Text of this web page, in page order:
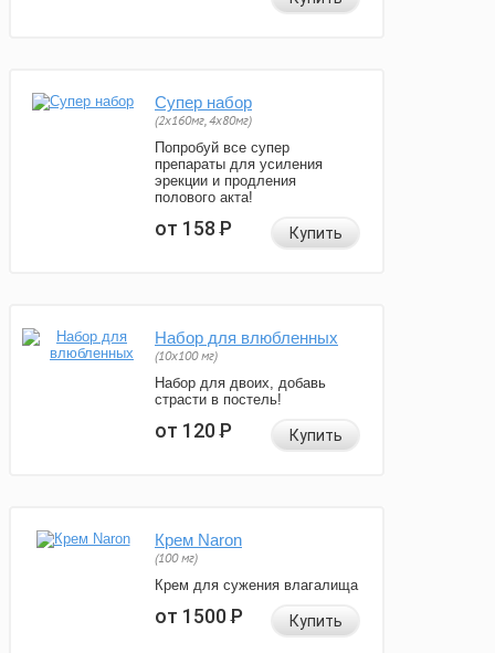
Супер набор
(2х160мг, 4х80мг)
Попробуй все супер
препараты для усиления
эрекции и продления
полового акта!
от 158Р Купить
Набор для влюбленных
(10х100 мг)
Набор для двоих, добавь
страсти в постель!
от 120Р Купить
Крем Naron
(100 мг)
Крем для сужения влагалища
от 1500Р Купить